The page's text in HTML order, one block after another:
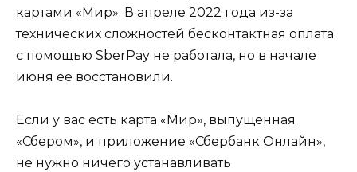
картами «Мир». В апреле 2022 года из-за
технических сложностей бесконтактная оплата
с помощью SberPay не работала, но в начале
июня ее восстановили.
Если у вас есть карта «Мир», выпущенная
«Сбером», и приложение «Сбербанк Онлайн»,
не нужно ничего устанавливать